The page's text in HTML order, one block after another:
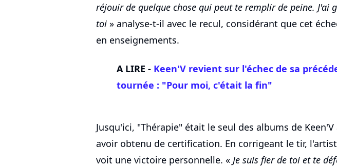
réjouir de quelque chose qui peut te remplir de peine. J'ai
toi » analyse-t-il avec le recul, considérant que cet
en enseignements.
A LIRE - Keen'V revient sur l'échec de sa
tournée : "Pour moi, c'était la fin"
Jusqu'ici, "Thérapie" était le seul des albums de Keen'V
avoir obtenu de certification. En corrigeant le tir,
voit une victoire personnelle. « Je suis fier de toi et te